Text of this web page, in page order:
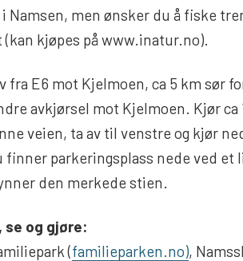
Namsen, men ønsker du å fiske
kjøpes på www.inatur.no).
fra E6 mot Kjelmoen, ca 5 km sør
avkjørsel mot Kjelmoen. Kjør ca
veien, ta av til venstre og kjør
finner parkeringsplass nede ved et
den merkede stien.
se og gjøre:
(familieparken.no),